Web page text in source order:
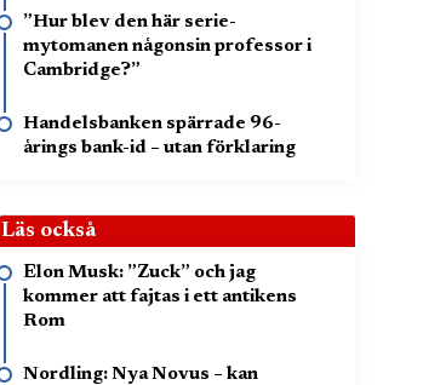
”Hur blev den här serie-
mytomanen någonsin professor i
Cambridge?”
Handelsbanken spärrade 96-
årings bank-id – utan förklaring
Läs också
Elon Musk: ”Zuck” och jag
kommer att fajtas i ett antikens
Rom
Nordling: Nya Novus – kan